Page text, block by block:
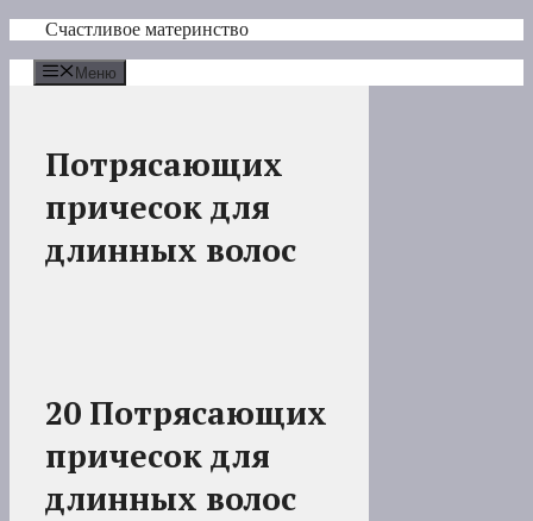
Перейти
содержимому
Счастливое материнство
Меню
Потрясающих
причесок для
длинных волос
20 Потрясающих
причесок для
длинных волос